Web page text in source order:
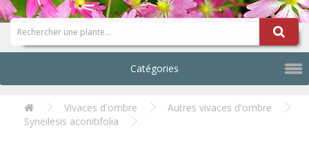
Catégories
Vivaces d'ombre
Autres vivaces d'ombre
Syneilesis aconitifolia